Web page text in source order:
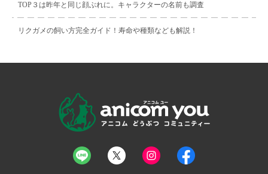
TOP３は昨年と同じ顔ぶれに。キャラクターの名前も調査
リクガメの飼い方完全ガイド！寿命や種類なども解説！